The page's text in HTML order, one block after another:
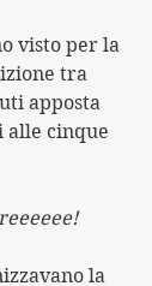
visto per la
tra
apposta
alle cinque
la